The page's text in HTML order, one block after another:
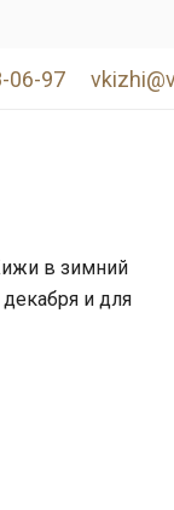
06-97
в зимний
и для